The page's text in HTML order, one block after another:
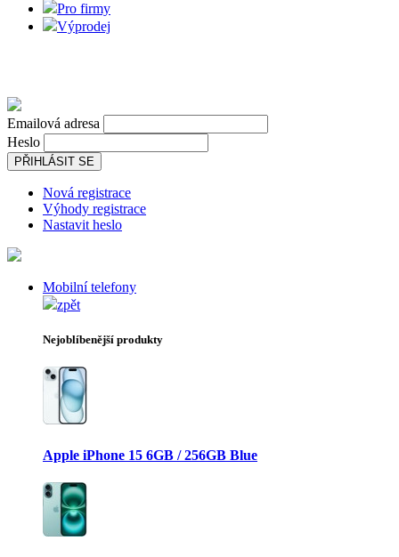
Pro firmy
Výprodej
Emailová adresa
Heslo
PŘIHLÁSIT SE
Nová registrace
Výhody registrace
Nastavit heslo
Mobilní telefony
zpět
Nejoblíbenější produkty
Apple iPhone 15 6GB / 256GB Blue